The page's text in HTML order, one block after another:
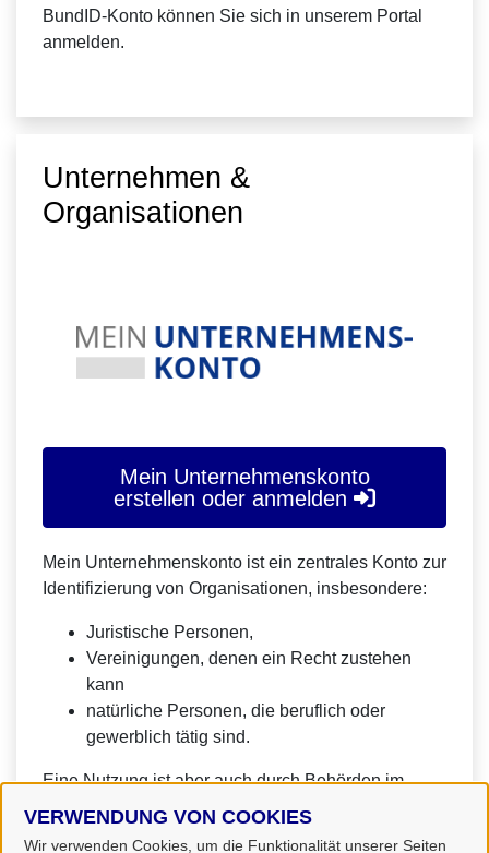
VERWENDUNG VON COOKIES
Wir verwenden Cookies, um die Funktionalität unserer Seiten
BundID-Konto können Sie sich in unserem Portal
anmelden.
Unternehmen &
Organisationen
Mein Unternehmenskonto
erstellen oder anmelden
Mein Unternehmenskonto ist ein zentrales Konto zur
Identifizierung von Organisationen, insbesondere:
Juristische Personen,
Vereinigungen, denen ein Recht zustehen
kann
natürliche Personen, die beruflich oder
gewerblich tätig sind.
Eine Nutzung ist aber auch durch Behörden im
Sinne von § 1 Abs. 4 Verwaltungsverfahrensgesetz